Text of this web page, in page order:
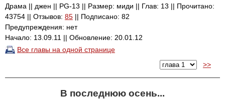
Драма || джен || PG-13 || Размер: миди || Глав: 13 || Прочитано:
43754 || Отзывов: 85 || Подписано: 82
Предупреждения: нет
Начало: 13.09.11 || Обновление: 20.01.12
Все главы на одной странице
>>
В последнюю осень...